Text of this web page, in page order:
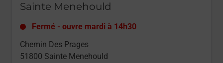
Sainte Menehould
Fermé - ouvre mardi à 14h30
Chemin Des Prages
51800 Sainte Menehould